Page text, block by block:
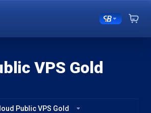
VPS Gold
Public VPS Gold